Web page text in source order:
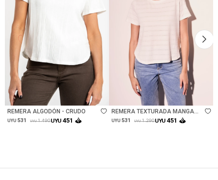
REMERA ALGODÓN - CRUDO
UYU 531 UYU 1.490UYU 451
Talle
REMERA TEXTURADA MANGA
CORTA - BLANCO
UYU 531 UYU 1.290UYU 451